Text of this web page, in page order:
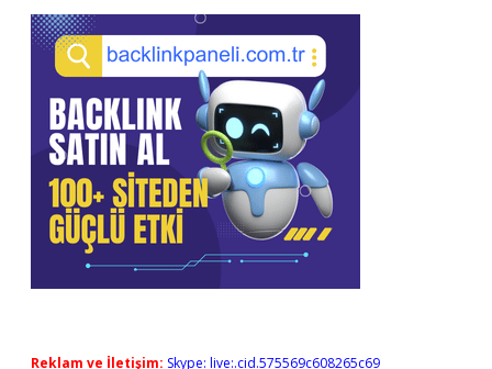
Reklam ve İletişim: Skype: live:.cid.575569c608265c69